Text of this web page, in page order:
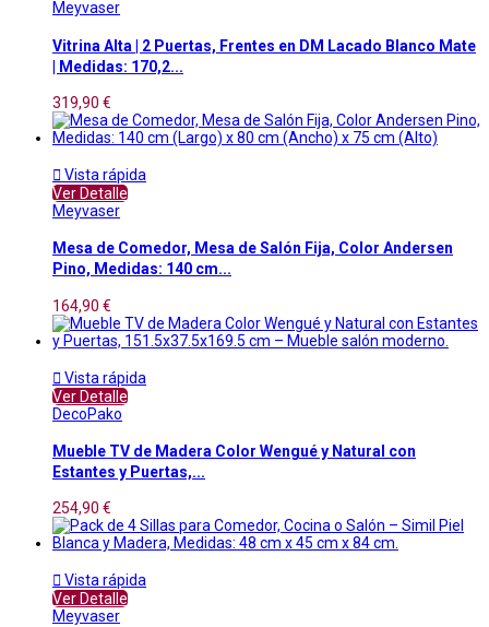
Meyvaser
Vitrina Alta | 2 Puertas, Frentes en DM Lacado Blanco Mate
| Medidas: 170,2...
319,90 €
 Vista rápida
Ver Detalle
Meyvaser
Mesa de Comedor, Mesa de Salón Fija, Color Andersen
Pino, Medidas: 140 cm...
164,90 €
 Vista rápida
Ver Detalle
DecoPako
Mueble TV de Madera Color Wengué y Natural con
Estantes y Puertas,...
254,90 €
 Vista rápida
Ver Detalle
Meyvaser